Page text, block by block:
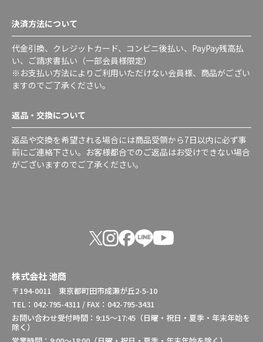
決済方法について
代金引換、クレジットカード、コンビニ後払い、PayPay残高払
い、ご請求書払い（一部会員様限定）
※お支払い方法によりご利用いただけない会員様、商品がござい
ますのでご了承ください。
返品・交換について
返品や交換を希望される場合には商品受領から7日以内に必ず事
前にご連絡下さい。お客様都合でのご返品はお受けできない場合
がございますのでご了承ください。
株式会社 池商
〒194-0011 東京都町田市成瀬が丘2-5-10
TEL：042-795-4311 / FAX：042-795-3431
お問い合わせ受付時間：9:15～17:45（日曜・祝日・夏季・年末年始を
除く）